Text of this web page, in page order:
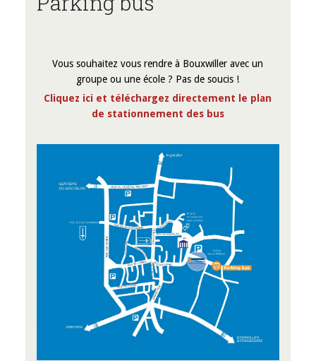
Vous souhaitez vous rendre à Bouxwiller avec un
groupe ou une école ? Pas de soucis !
Cliquez ici et téléchargez directement le plan
de stationnement des bus